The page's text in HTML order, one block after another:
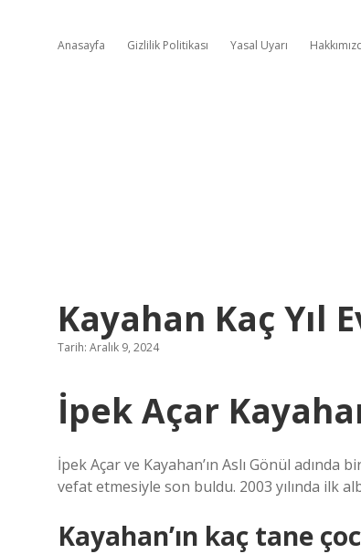
Anasayfa Gizlilik Politikası Yasal Uyarı
Kayahan Kaç Yıl
Tarih: Aralık 9, 2024
İpek Açar
İpek Açar ve Kayahan’ın Aslı Gönül adında
vefat etmesiyle son buldu. 2003 yılında ilk
Kayahan’ın kaç tane